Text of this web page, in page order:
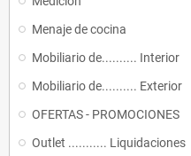
Menaje de cocina
Mobiliario de.......... Interior
Mobiliario de.......... Exterior
OFERTAS - PROMOCIONES
Outlet ........... Liquidaciones